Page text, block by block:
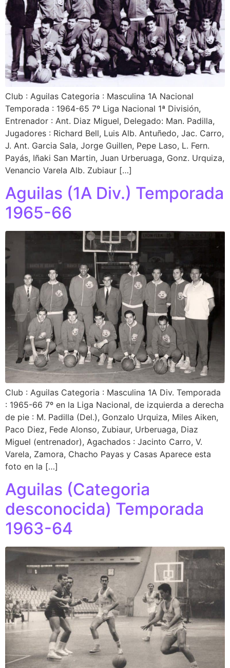
Club : Aguilas Categoria : Masculina 1A Nacional
Temporada : 1964-65 7º Liga Nacional 1ª División,
Entrenador : Ant. Diaz Miguel, Delegado: Man. Padilla,
Jugadores : Richard Bell, Luis Alb. Antuñedo, Jac. Carro,
J. Ant. Garcia Sala, Jorge Guillen, Pepe Laso, L. Fern.
Payás, Iñaki San Martin, Juan Urberuaga, Gonz. Urquiza,
Venancio Varela Alb. Zubiaur […]
Aguilas (1A Div.) Temporada
1965-66
Club : Aguilas Categoria : Masculina 1A Div. Temporada
: 1965-66 7º en la Liga Nacional, de izquierda a derecha
de pie : M. Padilla (Del.), Gonzalo Urquiza, Miles Aiken,
Paco Diez, Fede Alonso, Zubiaur, Urberuaga, Diaz
Miguel (entrenador), Agachados : Jacinto Carro, V.
Varela, Zamora, Chacho Payas y Casas Aparece esta
foto en la […]
Aguilas (Categoria
desconocida) Temporada
1963-64